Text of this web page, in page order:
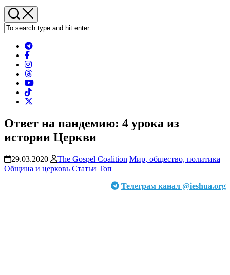
Ответ на пандемию: 4 урока из
истории Церкви
29.03.2020 The Gospel Coalition Мир, общество, политика
Община и церковь Статьи Топ
Телеграм канал @ieshua.org